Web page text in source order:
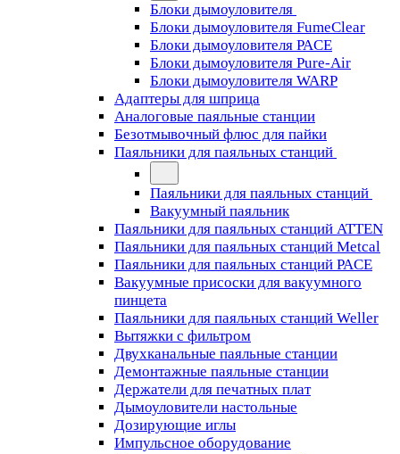
Блоки дымоуловителя
Блоки дымоуловителя FumeClear
Блоки дымоуловителя PACE
Блоки дымоуловителя Pure-Air
Блоки дымоуловителя WARP
Адаптеры для шприца
Аналоговые паяльные станции
Безотмывочный флюс для пайки
Паяльники для паяльных станций
Паяльники для паяльных станций
Вакуумный паяльник
Паяльники для паяльных станций ATTEN
Паяльники для паяльных станций Metcal
Паяльники для паяльных станций PACE
Вакуумные присоски для вакуумного
пинцета
Паяльники для паяльных станций Weller
Вытяжки с фильтром
Двухканальные паяльные станции
Демонтажные паяльные станции
Держатели для печатных плат
Дымоуловители настольные
Дозирующие иглы
Импульсное оборудование